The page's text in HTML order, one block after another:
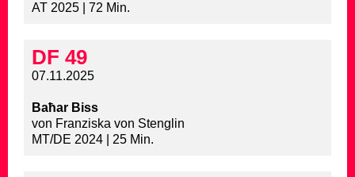
AT 2025 | 72 Min.
DF 49
07.11.2025
Baħar Biss
von Franziska von Stenglin
MT/DE 2024 | 25 Min.